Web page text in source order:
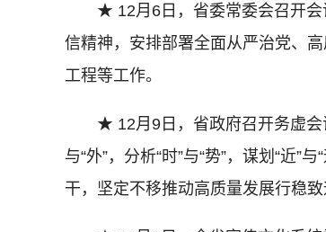
★ 12月6日，省委常委会召开会
信精神，安排部署全面从严治党、
工程等工作。
★ 12月9日，省政府召开务虚会议
与“外”，分析“时”与“势”，谋划“近”
干，坚定不移推动高质量发展行稳致